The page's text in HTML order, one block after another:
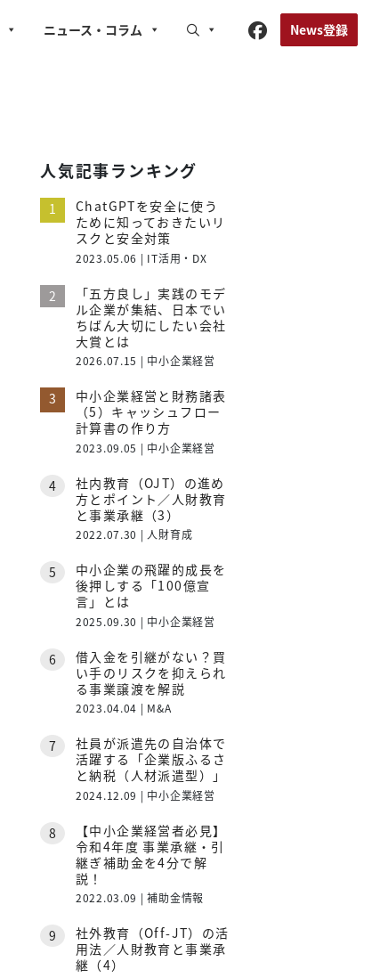
ニュース ・コラム News登録
人気記事ランキング
ChatGPTを安全に使う
ために知っておきたいリ
スクと安全対策
2023.05.06 | IT活用・DX
「五方良し」実践のモデ
ル企業が集結、日本でい
ちばん大切にしたい会社
大賞とは
2026.07.15 | 中小企業経営
中小企業経営と財務諸表
（5）キャッシュフロー
計算書の作り方
2023.09.05 | 中小企業経営
社内教育（OJT）の進め
方とポイント／人財教育
と事業承継（3）
2022.07.30 | 人財育成
中小企業の飛躍的成長を
後押しする「100億宣
言」とは
2025.09.30 | 中小企業経営
借入金を引継がない？買
い手のリスクを抑えられ
る事業譲渡を解説
2023.04.04 | M&A
社員が派遣先の自治体で
活躍する「企業版ふるさ
と納税（人材派遣型）」
2024.12.09 | 中小企業経営
【中小企業経営者必見】
令和4年度 事業承継・引
継ぎ補助金を4分で解
説！
2022.03.09 | 補助金情報
社外教育（Off-JT）の活
用法／人財教育と事業承
継（4）